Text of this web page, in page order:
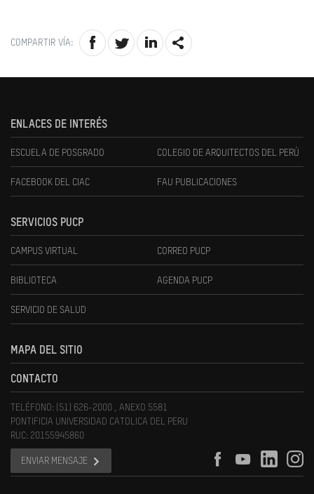
COMPARTIR VÍA:
ENLACES DE INTERÉS
ESCUELA DE POSGRADO COLEGIO DE ARQUITECTOS DEL PERÚ
FACEBOOK DEL CIAC FAU PUBLICACIONES
SERVICIOS PUCP
CAMPUS VIRTUAL CORREO PUCP
BIBLIOTECA AGENDA PUCP
SERVICIO DE SALUD
MAPA DEL SITIO
CONTACTO
TELÉFONO: (51) 626-2000 , ANEXO 5581
PONTIFICIA UNIVERSIDAD CATOLICA DEL PERU
RUC: 20155945860
ENVIAR MENSAJE